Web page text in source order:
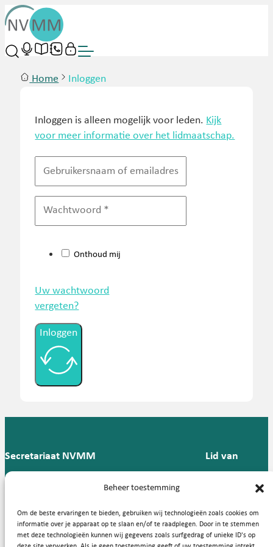
Beheer toestemming
Om de beste ervaringen te bieden, gebruiken wij technologieën zoals cookies om
informatie over je apparaat op te slaan en/of te raadplegen. Door in te stemmen
met deze technologieën kunnen wij gegevens zoals surfgedrag of unieke ID's op
Home Inloggen
Inloggen is alleen mogelijk voor leden. Kijk
voor meer informatie over het lidmaatschap.
Onthoud mij
Uw wachtwoord
vergeten?
Inloggen
Secretariaat NVMM
Groningen
T: 088 -
57
Lid van